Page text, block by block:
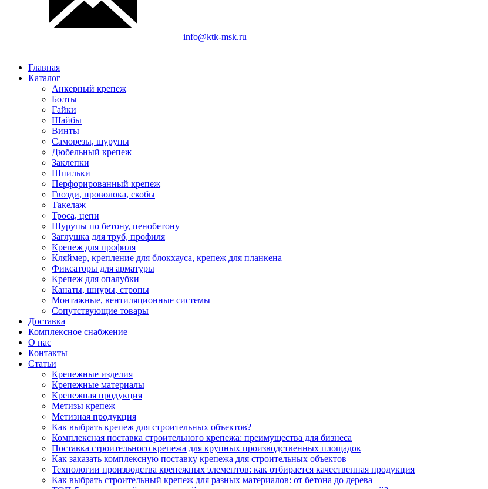
info@ktk-msk.ru
Главная
Каталог
Анкерный крепеж
Болты
Гайки
Шайбы
Винты
Саморезы, шурупы
Дюбельный крепеж
Заклепки
Шпильки
Перфорированный крепеж
Гвозди, проволока, скобы
Такелаж
Троса, цепи
Шурупы по бетону, пенобетону
Заглушка для труб, профиля
Крепеж для профиля
Кляймер, крепление для блокхауса, крепеж для планкена
Фиксаторы для арматуры
Крепеж для опалубки
Канаты, шнуры, стропы
Монтажные, вентиляционные системы
Сопутствующие товары
Доставка
Комплексное снабжение
О нас
Контакты
Статьи
Крепежные изделия
Крепежные материалы
Крепежная продукция
Метизы крепеж
Метизная продукция
Как выбрать крепеж для строительных объектов?
Комплексная поставка строительного крепежа: преимущества для бизнеса
Поставка строительного крепежа для крупных производственных площадок
Как заказать комплексную поставку крепежа для строительных объектов
Технологии производства крепежных элементов: как отбирается качественная продукция
Как выбрать строительный крепеж для разных материалов: от бетона до дерева